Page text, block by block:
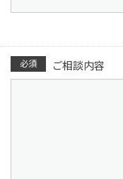
必須 ご相談内容